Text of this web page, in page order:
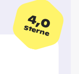
4,0
Sterne